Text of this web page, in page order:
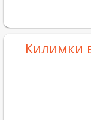
Килимки